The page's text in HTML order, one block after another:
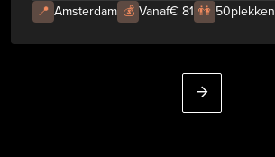
📍 Amsterdam 💰 Vanaf€ 81 👫 50plekken